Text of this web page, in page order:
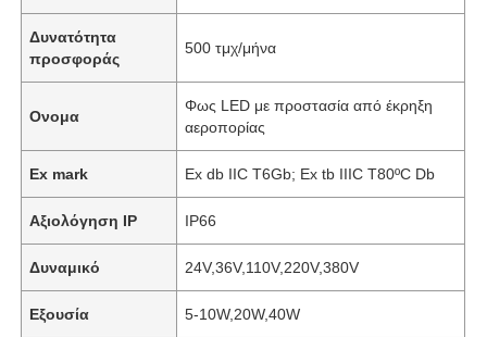
Δυνατότητα
προσφοράς
500 τμχ/μήνα
Ονομα
Φως LED με προστασία από έκρηξη
αεροπορίας
Ex mark Ex db IIC T6Gb; Ex tb IIIC T80ºC Db
Αξιολόγηση IP IP66
Δυναμικό 24V,36V,110V,220V,380V
Εξουσία 5-10W,20W,40W